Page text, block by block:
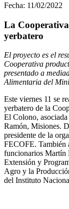
Fecha: 11/02/2022
La
yerbatero
El proyecto es el
Cooperativa
presentado a
Alimentaria del
Este viernes 11 se
yerbatero de la
El Colono,
Ramón, Misiones.
presidente de la
FECOFE. También
funcionarios Martín
Extensión y
Agro y la
del Instituto